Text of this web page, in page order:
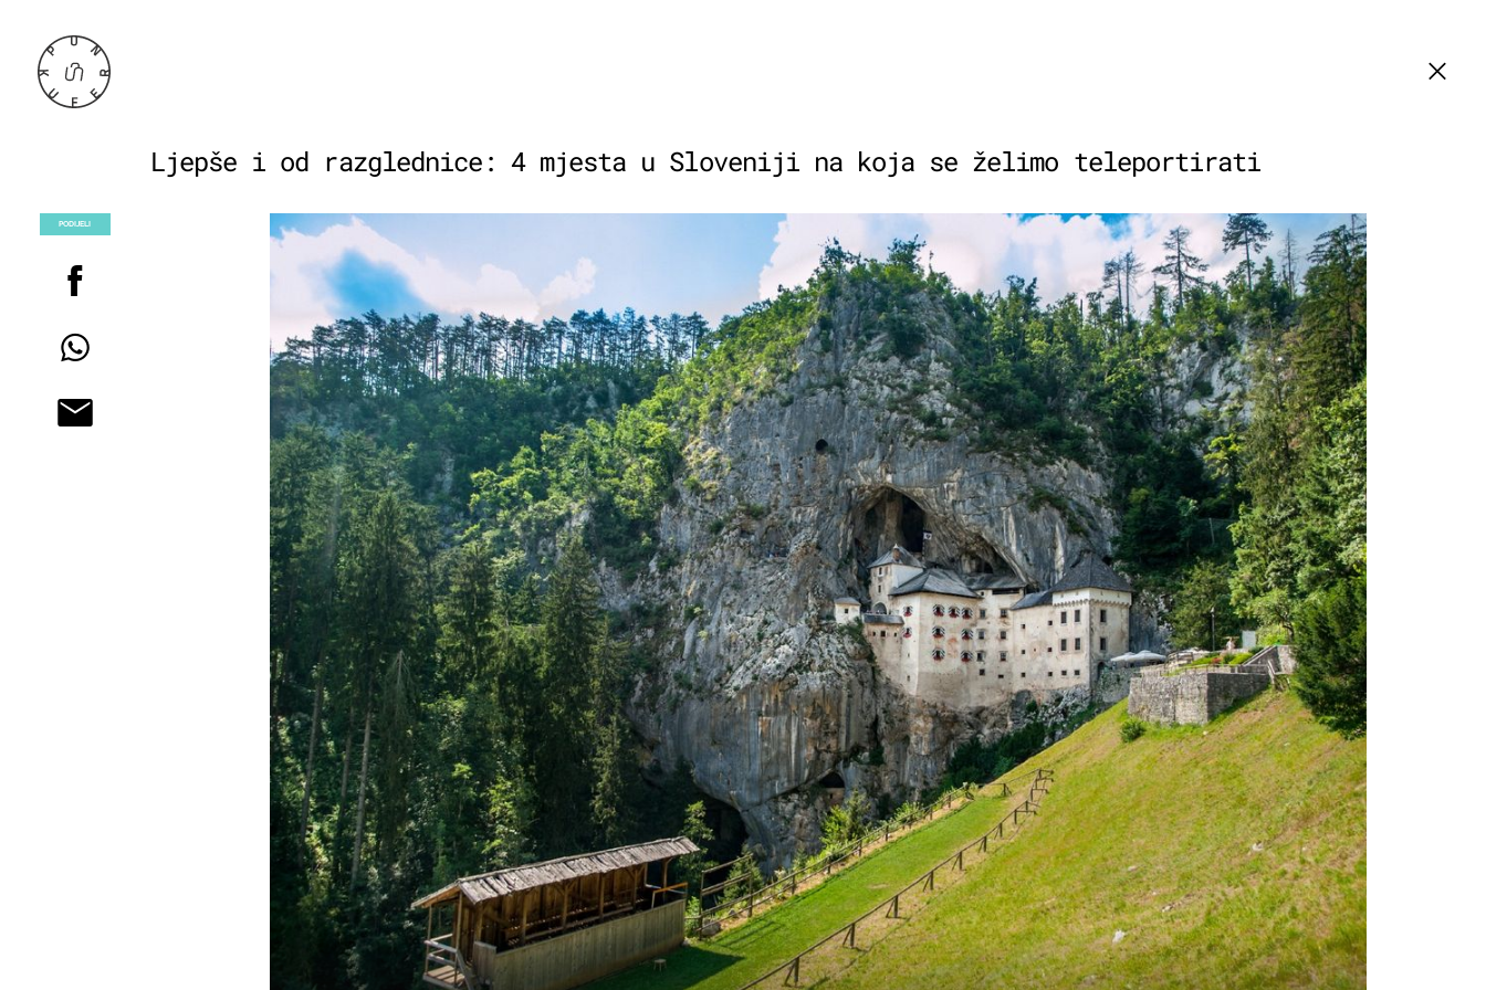
Ljepše i od razglednice: 4 mjesta u Sloveniji na koja se želimo teleportirati
PODIJELI
POGLEDAJ
+3
Najbolje čuvana tajna Kvarnera: Otok
tirkiznog mora i filmskih zalaza na
kojem nema automobila
+1
NEDALEKO OD PLOČA
Skriveni vojni tuneli na jugu
Hrvatske: Omiljena kupališta na koja
lokalci u miru dolaze roniti i skakati
u more
NAJMANJA NA SVIJETU
Čudo prirode: Predivna pješčana plaža
na 100 metara od mora